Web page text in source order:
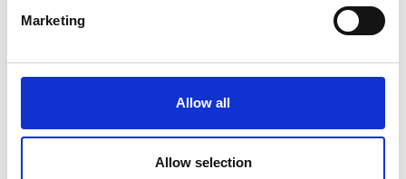
Marketing
Allow all
Allow selection